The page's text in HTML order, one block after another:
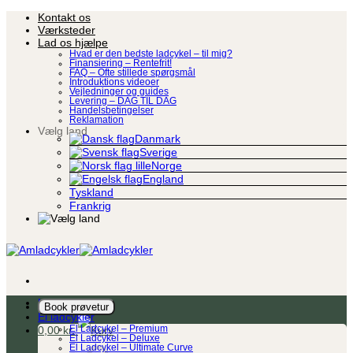
Fortsæt
indhold
Kontakt os
Værksteder
Lad os hjælpe
Hvad er den bedste ladcykel – til mig?
Finansiering – Rentefrit!
FAQ – Ofte stillede spørgsmål
Introduktions videoer
Vejledninger og guides
Levering – DAG TIL DAG
Handelsbetingelser
Reklamation
Vælg land
Danmark
Sverige
Norge
England
Tyskland
Frankrig
Book prøvetur
0,00kr.
Ladcykel
El ladcykler
El Ladcykel – Premium
El Ladcykel – Deluxe
El Ladcykel – Ultimate Curve